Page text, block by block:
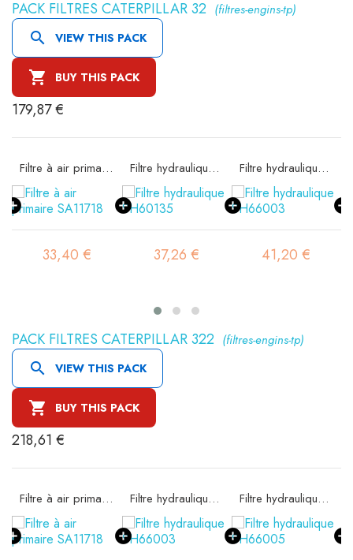
PACK FILTRES CATERPILLAR 32 (filtres-engins-tp)
 VIEW THIS PACK
 BUY THIS PACK
179,87 €
Filtre à air primaire SA11718
33,40 €
Filtre hydraulique SH60135
37,26 €
Filtre hydraulique SH66003
41,20 €
PACK FILTRES CATERPILLAR 322 (filtres-engins-tp)
 VIEW THIS PACK
 BUY THIS PACK
218,61 €
Filtre à air primaire SA11718 Filtre hydraulique SH66003 Filtre hydraulique SH66005